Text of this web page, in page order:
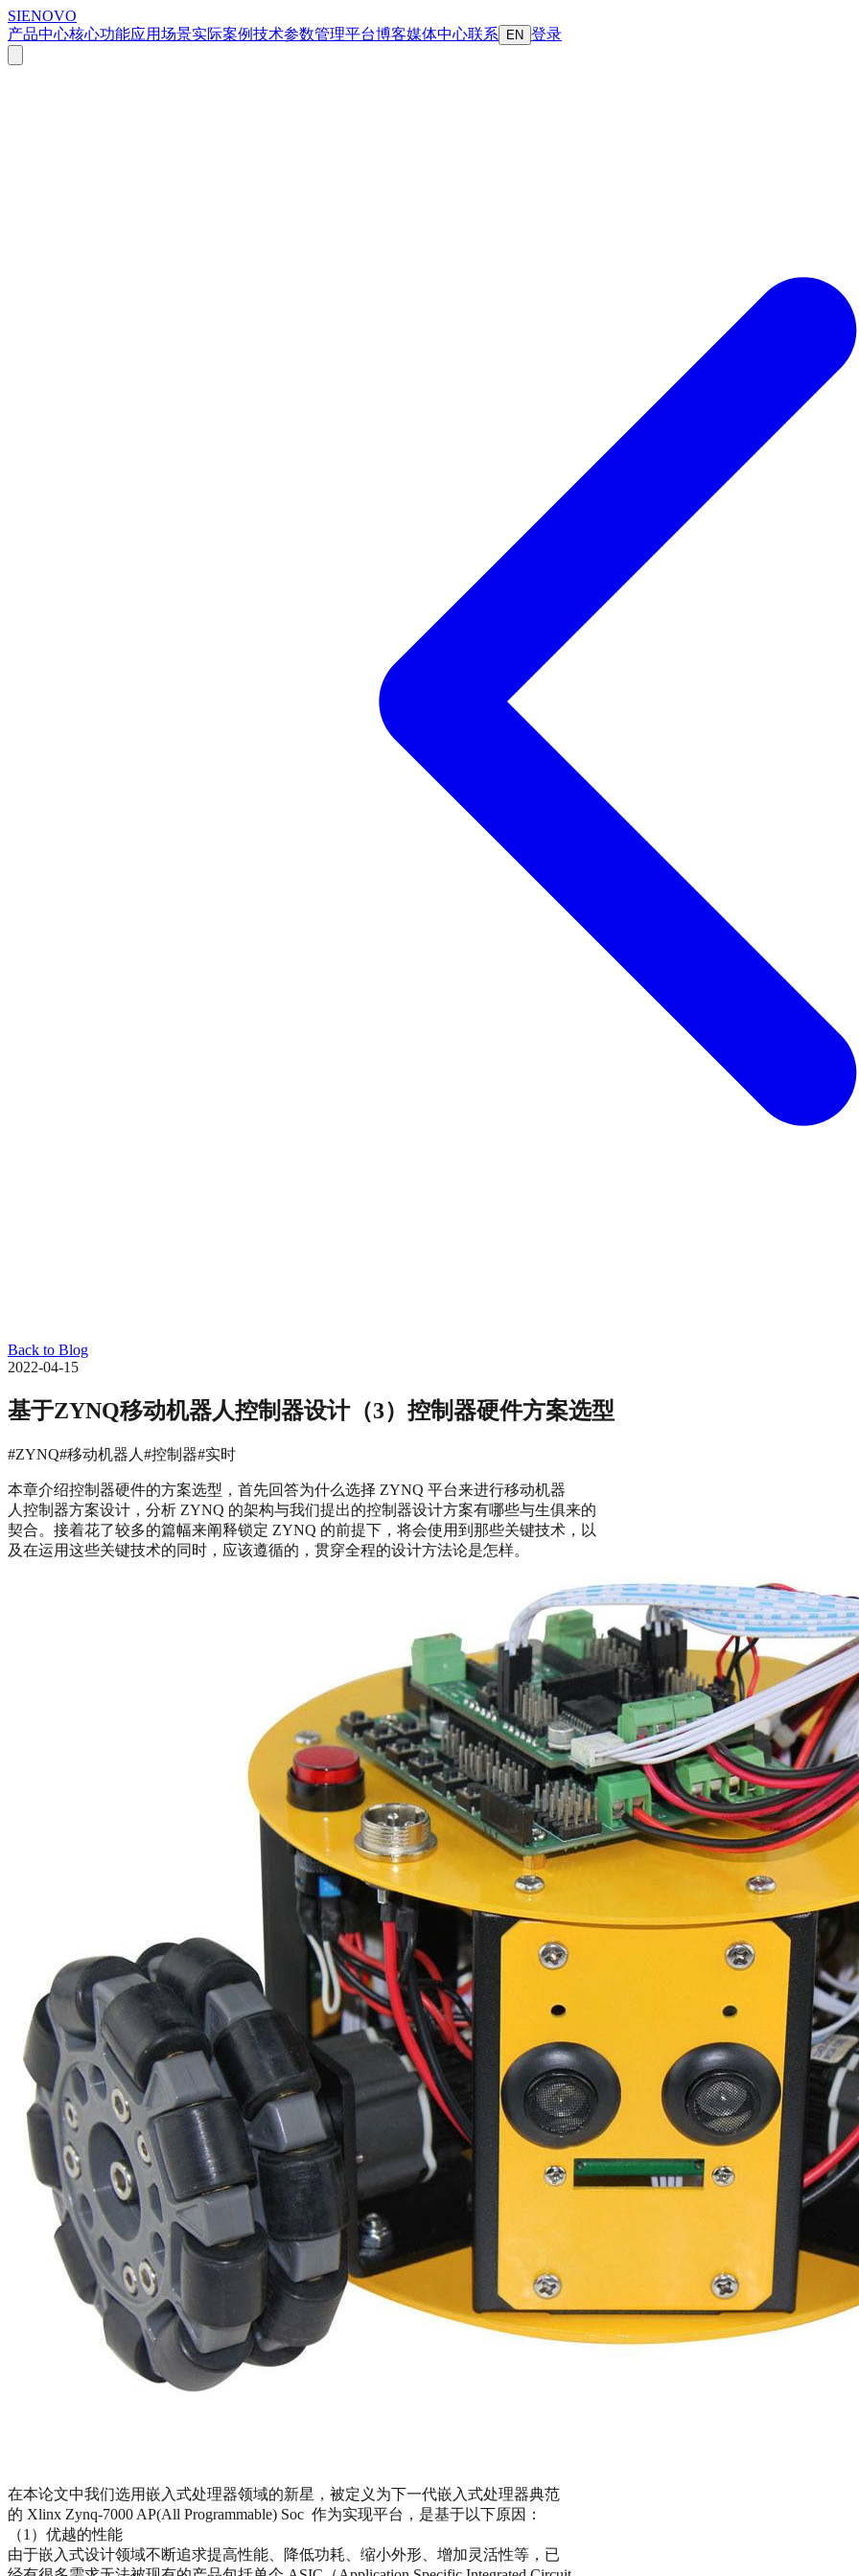
SIENOVO
产品中心核心功能应用场景实际案例技术参数管理平台博客媒体中心联系 EN 登录
Back to Blog
2022-04-15
基于ZYNQ移动机器人控制器设计（3）控制器硬件方案选型
#ZYNQ#移动机器人 #控制器#实时
本章介绍控制器硬件的方案选型，首先回答为什么选择 ZYNQ 平台来进行移动机器
人控制器方案设计，分析 ZYNQ 的架构与我们提出的控制器设计方案有哪些与生俱来的
契合。接着花了较多的篇幅来阐释锁定 ZYNQ 的前提下，将会使用到那些关键技术，以
及在运用这些关键技术的同时，应该遵循的，贯穿全程的设计方法论是怎样。
在本论文中我们选用嵌入式处理器领域的新星，被定义为下一代嵌入式处理器典范
的 Xlinx Zynq-7000 AP(All Programmable) Soc 作为实现平台，是基于以下原因：
（1）优越的性能
由于嵌入式设计领域不断追求提高性能、降低功耗、缩小外形、增加灵活性等，已